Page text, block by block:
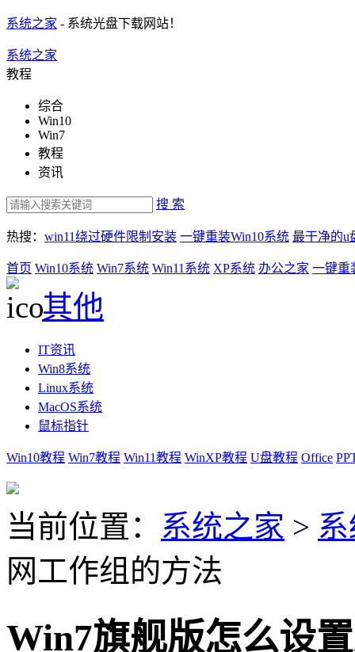
系统之家 - 系统光盘下载网站！
系统之家
教程
综合
Win10
Win7
教程
资讯
搜 索
热搜： win11绕过硬件限制安装 一键重装Win10系统 最干净的u
首页 Win10系统 Win7系统 Win11系统 XP系统 办公之家 一键重
其他
IT资讯
Win8系统
Linux系统
MacOS系统
鼠标指针
Win10教程 Win7教程 Win11教程 WinXP教程 U盘教程 Office
当前位置： 系统之家 >
网工作组的方法
Win7旗舰版怎么设